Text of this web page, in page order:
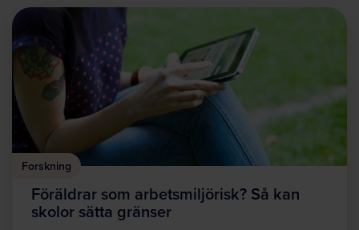
Forskning
Föräldrar som arbetsmiljörisk? Så kan
skolor sätta gränser